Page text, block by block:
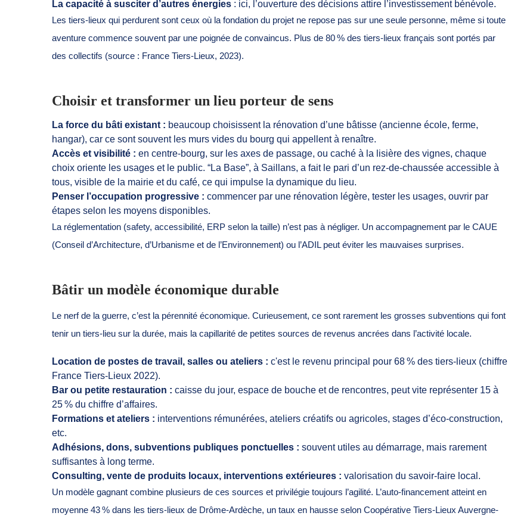
La capacité à susciter d’autres énergies : ici, l’ouverture des décisions attire l’investissement bénévole.
Les tiers-lieux qui perdurent sont ceux où la fondation du projet ne repose pas sur une seule personne, même si toute
aventure commence souvent par une poignée de convaincus. Plus de 80 % des tiers-lieux français sont portés par
des collectifs (source : France Tiers-Lieux, 2023).
Choisir et transformer un lieu porteur de sens
La force du bâti existant : beaucoup choisissent la rénovation d’une bâtisse (ancienne école, ferme,
hangar), car ce sont souvent les murs vides du bourg qui appellent à renaître.
Accès et visibilité : en centre-bourg, sur les axes de passage, ou caché à la lisière des vignes, chaque
choix oriente les usages et le public. “La Base”, à Saillans, a fait le pari d’un rez-de-chaussée accessible à
tous, visible de la mairie et du café, ce qui impulse la dynamique du lieu.
Penser l’occupation progressive : commencer par une rénovation légère, tester les usages, ouvrir par
étapes selon les moyens disponibles.
La réglementation (safety, accessibilité, ERP selon la taille) n’est pas à négliger. Un accompagnement par le CAUE
(Conseil d’Architecture, d’Urbanisme et de l’Environnement) ou l’ADIL peut éviter les mauvaises surprises.
Bâtir un modèle économique durable
Le nerf de la guerre, c’est la pérennité économique. Curieusement, ce sont rarement les grosses subventions qui font
tenir un tiers-lieu sur la durée, mais la capillarité de petites sources de revenus ancrées dans l’activité locale.
Location de postes de travail, salles ou ateliers : c'est le revenu principal pour 68 % des tiers-lieux (chiffre
France Tiers-Lieux 2022).
Bar ou petite restauration : caisse du jour, espace de bouche et de rencontres, peut vite représenter 15 à
25 % du chiffre d’affaires.
Formations et ateliers : interventions rémunérées, ateliers créatifs ou agricoles, stages d’éco-construction,
etc.
Adhésions, dons, subventions publiques ponctuelles : souvent utiles au démarrage, mais rarement
suffisantes à long terme.
Consulting, vente de produits locaux, interventions extérieures : valorisation du savoir-faire local.
Un modèle gagnant combine plusieurs de ces sources et privilégie toujours l’agilité. L’auto-financement atteint en
moyenne 43 % dans les tiers-lieux de Drôme-Ardèche, un taux en hausse selon Coopérative Tiers-Lieux Auvergne-